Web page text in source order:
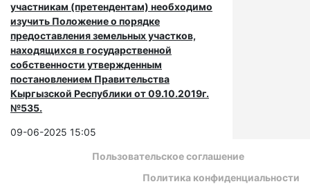
участникам (претендентам) необходимо
изучить Положение о порядке
предоставления земельных участков,
находящихся в государственной
собственности утвержденным
постановлением Правительства
Кыргызской Республики от 09.10.2019г.
№535.
09-06-2025 15:05
Пользовательское соглашение
Политика конфиденциальности